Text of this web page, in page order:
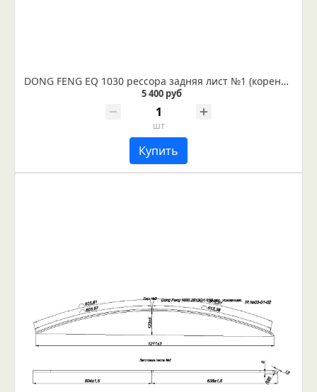
DONG FENG EQ 1030 рессора задняя лист №1 (коренной) (Арт. IR 03-01-01)
5 400 руб
шт
Купить